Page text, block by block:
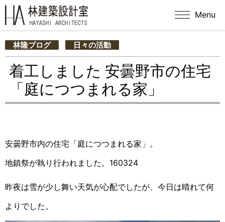
Menu
林隆ブログ 日々の活動
着工しました 安曇野市の住宅
「庭につつまれる家」
安曇野市内の住宅「庭につつまれる家」。
地鎮祭が執り行われました。160324
昨夜は雪が少し舞い天気が心配でしたが、今日は晴れて何
よりでした。